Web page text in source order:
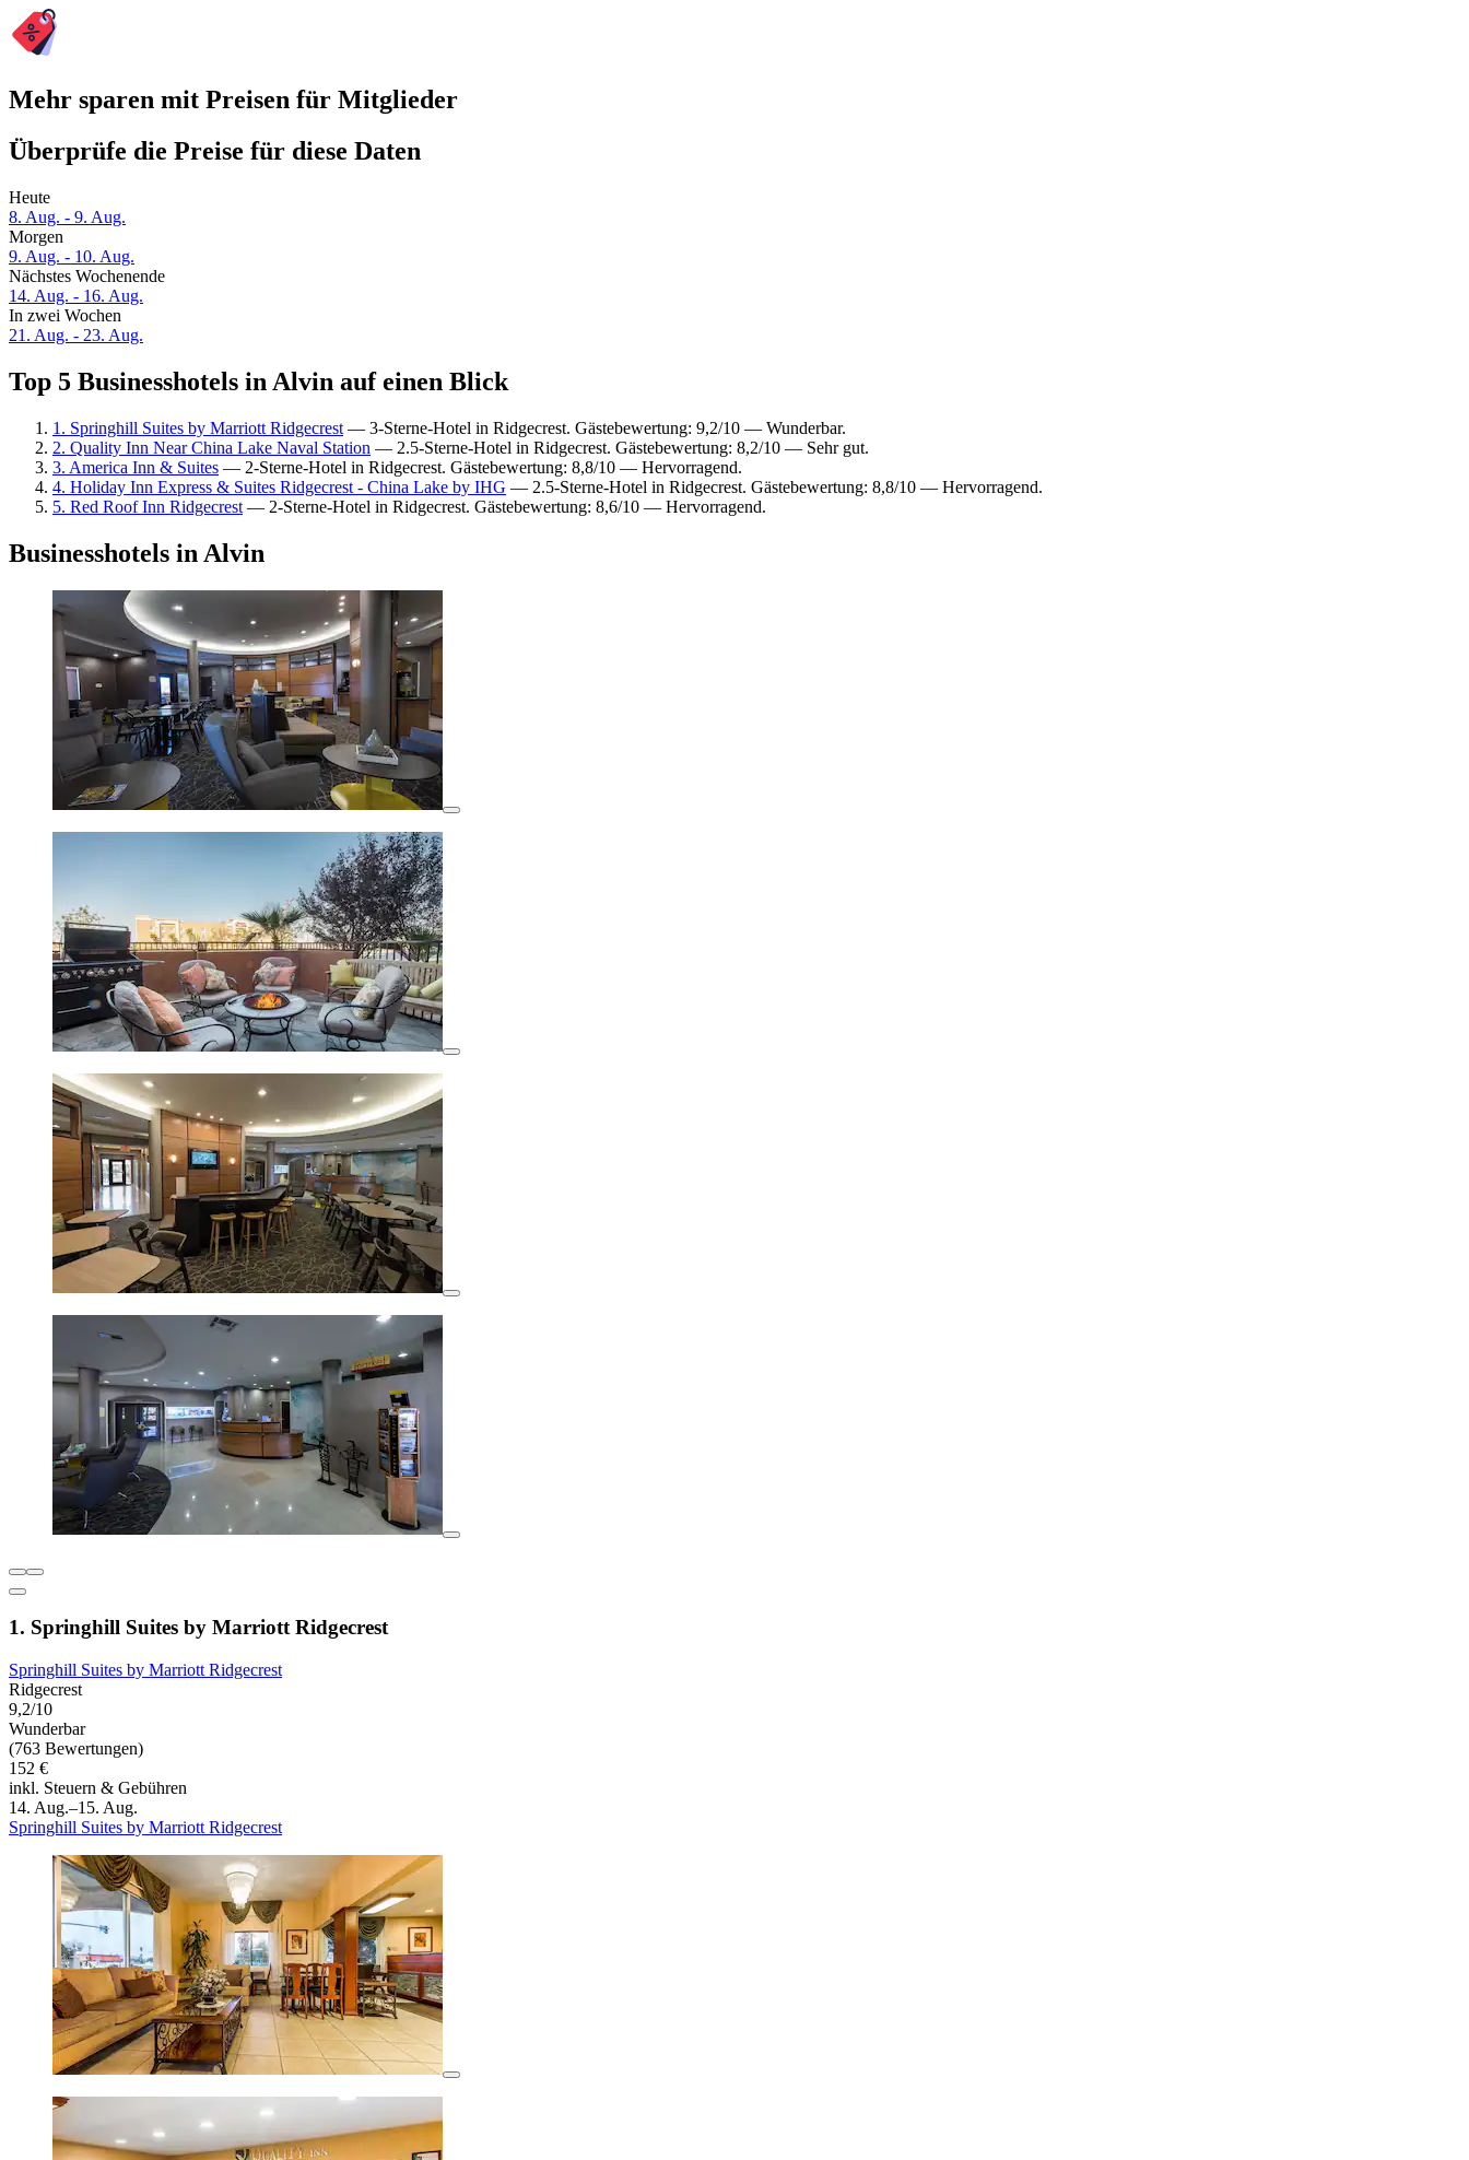
Mehr sparen mit Preisen für Mitglieder
Überprüfe die Preise für diese Daten
Heute
8. Aug. - 9. Aug.
Morgen
9. Aug. - 10. Aug.
Nächstes Wochenende
14. Aug. - 16. Aug.
In zwei Wochen
21. Aug. - 23. Aug.
Top 5 Businesshotels in Alvin auf einen Blick
1. Springhill Suites by Marriott Ridgecrest — 3-Sterne-Hotel in Ridgecrest. Gästebewertung: 9,2/10 — Wunderbar.
2. Quality Inn Near China Lake Naval Station — 2.5-Sterne-Hotel in Ridgecrest. Gästebewertung: 8,2/10 — Sehr gut.
3. America Inn & Suites — 2-Sterne-Hotel in Ridgecrest. Gästebewertung: 8,8/10 — Hervorragend.
4. Holiday Inn Express & Suites Ridgecrest - China Lake by IHG — 2.5-Sterne-Hotel in Ridgecrest. Gästebewertung: 8,8/10 — Hervorragend.
5. Red Roof Inn Ridgecrest — 2-Sterne-Hotel in Ridgecrest. Gästebewertung: 8,6/10 — Hervorragend.
Businesshotels in Alvin
1. Springhill Suites by Marriott Ridgecrest
Springhill Suites by Marriott Ridgecrest
Ridgecrest
9,2/10
Wunderbar
(763 Bewertungen)
152 €
inkl. Steuern & Gebühren
14. Aug.–15. Aug.
Springhill Suites by Marriott Ridgecrest